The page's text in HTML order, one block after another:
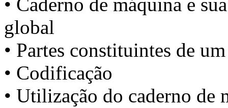
global
• Partes constituintes de
• Codificação
• Utilização do caderno de